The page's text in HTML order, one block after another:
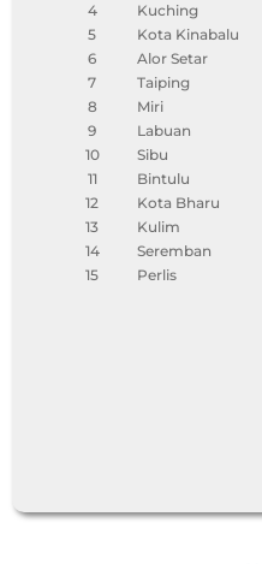
4
Kuching
5
Kota Kinabalu
6
Alor Setar
7
Taiping
8
Miri
9
Labuan
10
Sibu
11
Bintulu
12
Kota Bharu
13
Kulim
14
Seremban
15
Perlis